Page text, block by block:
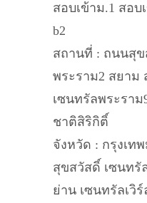
สอบเข้าม.1 สอบ
b2
สถานที่ : ถนนสุข
พระราม2 สยาม
เซนทรัลพระรา
ชาติสิริกิติ์
จังหวัด : กรุงเท
สุขสวัสดิ์ เซนทรั
ย่าน เซนทรัลเวิ